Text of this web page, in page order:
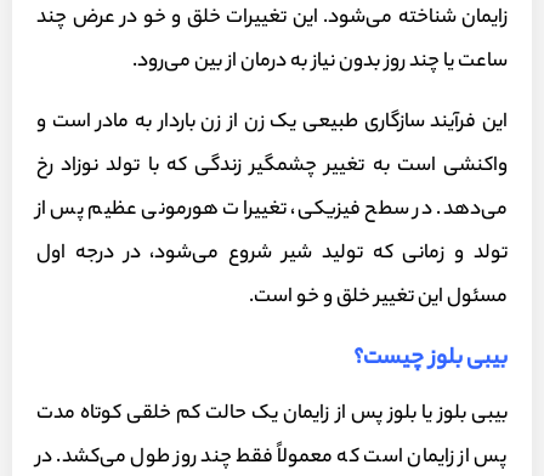
زایمان شناخته می‌شود. این تغییرات خلق و خو در عرض چند
ساعت یا چند روز بدون نیاز به درمان از بین می‌رود.
این فرآیند سازگاری طبیعی یک زن از زن باردار به مادر است و
واکنشی است به تغییر چشمگیر زندگی که با تولد نوزاد رخ
می‌دهد. در سطح فیزیکی، تغییرات هورمونی عظیم پس از
تولد و زمانی که تولید شیر شروع می‌شود، در درجه اول
مسئول این تغییر خلق و خو است.
بیبی بلوز چیست؟
بیبی بلوز یا بلوز پس از زایمان یک حالت کم خلقی کوتاه مدت
پس از زایمان است که معمولاً فقط چند روز طول می‌کشد. در